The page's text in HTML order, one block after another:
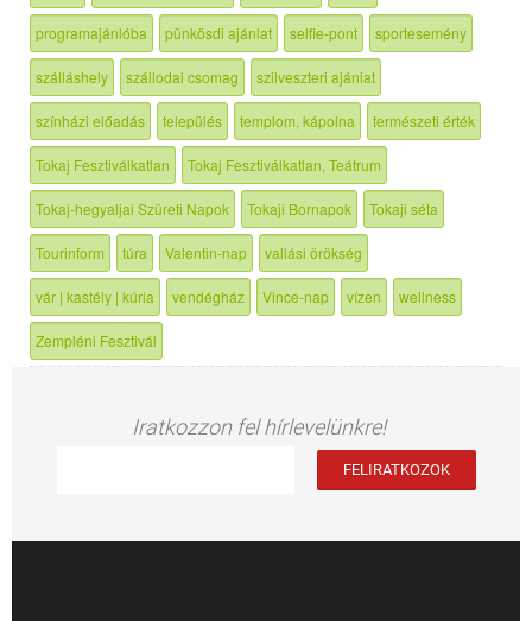
programajánlóba pünkösdi ajánlat selfie-pont sportesemény
szálláshely szállodai csomag szilveszteri ajánlat
színházi előadás település templom, kápolna természeti érték
Tokaj Fesztiválkatlan Tokaj Fesztiválkatlan, Teátrum
Tokaj-hegyaljai Szüreti Napok Tokaji Bornapok Tokaji séta
Tourinform túra Valentin-nap vallási örökség
vár | kastély | kúria vendégház Vince-nap vízen wellness
Zempléni Fesztivál
Iratkozzon fel hírlevelünkre!